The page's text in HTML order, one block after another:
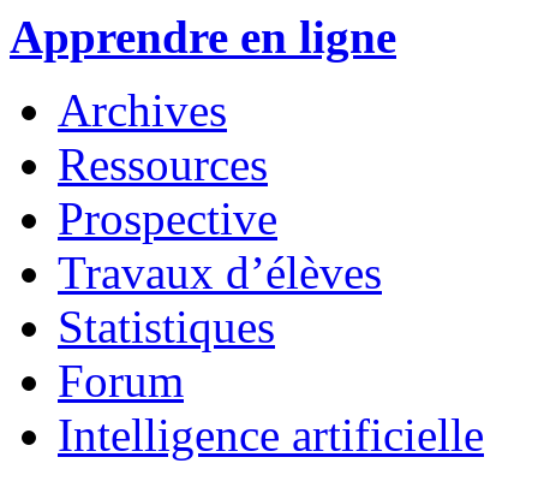
Apprendre en ligne
Archives
Ressources
Prospective
Travaux d’élèves
Statistiques
Forum
Intelligence artificielle